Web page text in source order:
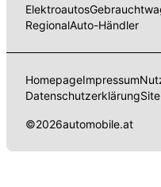
Elektroautos
RegionalAuto-Händler
HomepageImpressum
Datenschutzerklärung
©2026automobile.at